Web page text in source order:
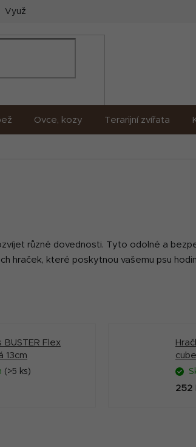
Využití umělé inteligence (AI)
Ovce, kozy Terarijní zvířata
různé dovednosti. Tyto odolné a
hraček, které poskytnou vašemu psu
BUSTER Flex
13cm
(>5 ks)
252